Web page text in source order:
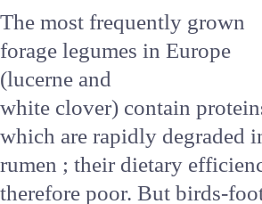
degradation among four
species of forage legumes
The most frequently grown
forage legumes in Europe
(lucerne and
white clover) contain